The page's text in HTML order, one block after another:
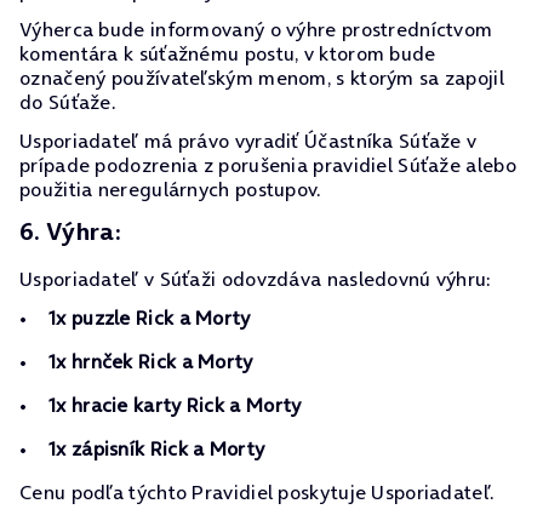
Výherca bude informovaný o výhre prostredníctvom
komentára k súťažnému postu, v ktorom bude
označený používateľským menom, s ktorým sa zapojil
do Súťaže.
Usporiadateľ má právo vyradiť Účastníka Súťaže v
prípade podozrenia z porušenia pravidiel Súťaže alebo
použitia neregulárnych postupov.
6. Výhra:
Usporiadateľ v Súťaži odovzdáva nasledovnú výhru:
1x puzzle Rick a Morty
1x hrnček Rick a Morty
1x hracie karty Rick a Morty
1x zápisník Rick a Morty
Cenu podľa týchto Pravidiel poskytuje Usporiadateľ.